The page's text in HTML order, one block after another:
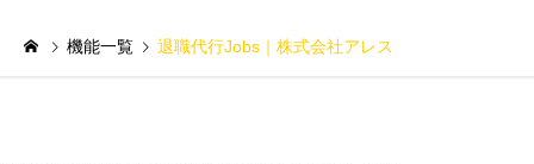
機能一覧 退職代行Jobs｜株式会社アレス